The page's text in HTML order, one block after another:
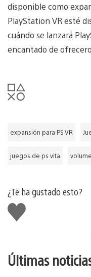
disponible como
PlayStation VR esté
cuándo se lanzará
encantado de
expansión para PS VR
juegos de ps vita volume
¿Te ha gustado esto?
Me
gusta
Últimas